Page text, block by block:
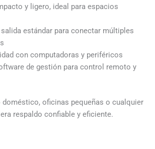
y ligero, ideal para espacios
estándar para conectar múltiples
con computadoras y periféricos
de gestión para control remoto y
doméstico, oficinas pequeñas o cualquier
respaldo confiable y eficiente.